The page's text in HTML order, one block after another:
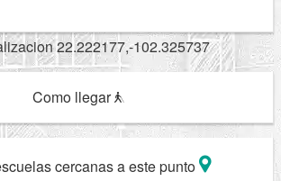
22.222177,-102.325737
Como llegar
cercanas a este punto